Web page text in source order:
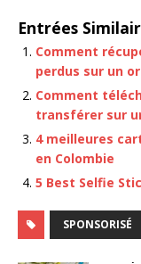
Entrées
Comment
perdus sur un
Comment
transférer sur
4 meilleures
en Colombie
5 Best Selfie
SPONSORISÉ